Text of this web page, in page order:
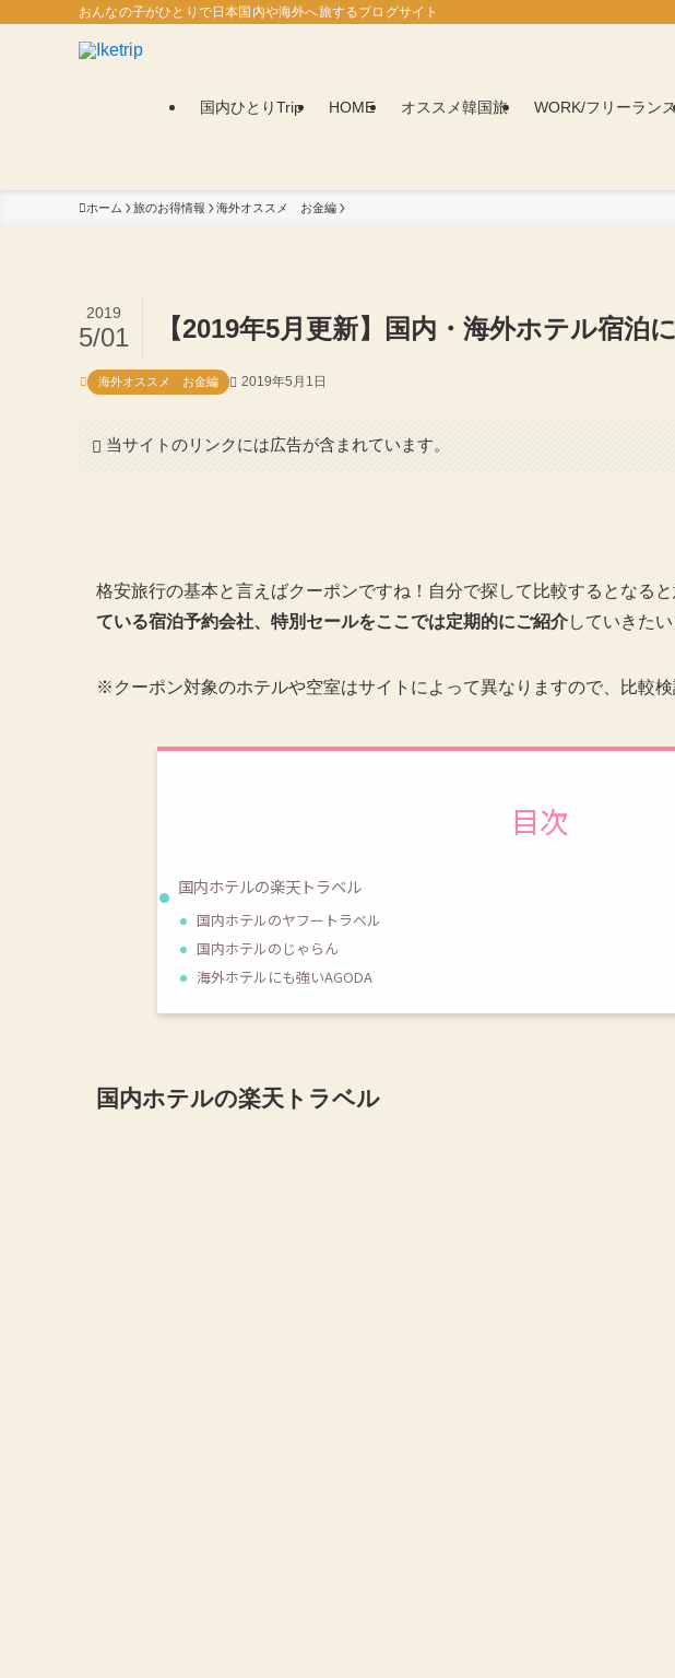
おんなの子がひとりで日本国内や海外へ旅するブログサイト
国内ひとりTrip HOME オススメ韓国旅 WORK/フリーラン
ホーム 旅のお得情報 海外オススメ お金編
【2019年5月更新】国内・海外ホテル宿泊
2019
5/01
海外オススメ お金編 2019年5月1日
当サイトのリンクには広告が含まれています。
格安旅行の基本と言えばクーポンですね！自分で探して比較するとなると
ている宿泊予約会社、特別セールをここでは定期的にご紹介していきたい
※クーポン対象のホテルや空室はサイトによって異なりますので、比較検
目次
国内ホテルの楽天トラベル
国内ホテルのヤフートラベル
国内ホテルのじゃらん
海外ホテルにも強いAGODA
国内ホテルの楽天トラベル